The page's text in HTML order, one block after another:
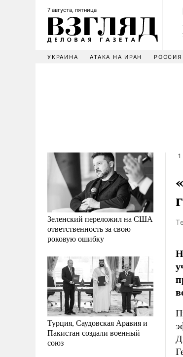
7 августа, пятница
УКРАИНА АТАКА НА ИРАН
Зеленский переложил на США
ответственность за свою
роковую ошибку
Турция, Саудовская Аравия и
Пакистан создали военный
союз